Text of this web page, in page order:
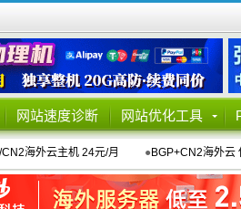
网站速度诊断 网站优化工具
海外云主机 24元/月 ●BGP+CN2海外云